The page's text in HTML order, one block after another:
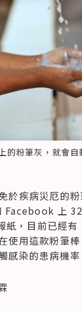
的粉筆灰，就會自
於疾病災厄的
Facebook 上
紙，目前已經
使用這款粉筆
感染的患病機率